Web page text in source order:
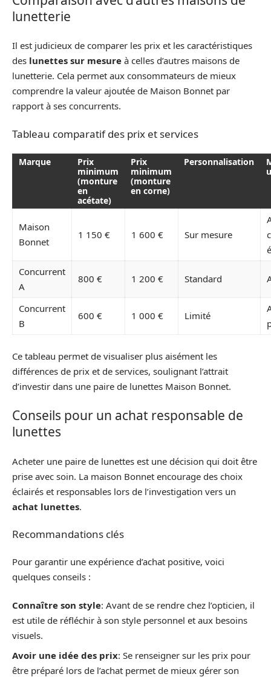
lunetterie
Il est judicieux de comparer les prix et les caractéristiques
des lunettes sur mesure à celles d’autres maisons de
lunetterie. Cela permet aux consommateurs de mieux
comprendre la valeur ajoutée de Maison Bonnet par
rapport à ses concurrents.
Tableau comparatif des prix et services
Marque
Prix
minimum
(monture
en
acétate)
Prix
minimum
(monture
en corne)
Personnalisation
Maison
Bonnet
1 150 € 1 600 € Sur mesure
Concurrent
A
800 € 1 200 € Standard
Concurrent
B
600 € 1 000 € Limité
Ce tableau permet de visualiser plus aisément les
différences de prix et de services, soulignant l’attrait
d’investir dans une paire de lunettes Maison Bonnet.
Conseils pour un achat responsable de
lunettes
Acheter une paire de lunettes est une décision qui doit être
prise avec soin. La maison Bonnet encourage des choix
éclairés et responsables lors de l’investigation vers un
achat lunettes.
Recommandations clés
Pour garantir une expérience d’achat positive, voici
quelques conseils :
Connaître son style: Avant de se rendre chez l’opticien, il
est utile de réfléchir à son style personnel et aux besoins
visuels.
Avoir une idée des prix: Se renseigner sur les prix pour
être préparé lors de l’achat permet de mieux gérer son